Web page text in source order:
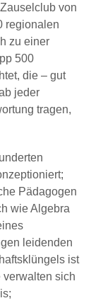
von
regionalen
zu einer
500
die – gut
jeder
tragen,
Pädagogen
wie Algebra
leidenden
ist
verwalten sich